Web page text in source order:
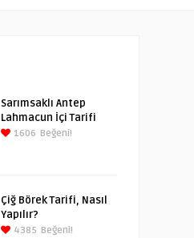
Sarımsaklı Antep
Lahmacun İçi Tarifi
1606 Beğeni!
Çiğ Börek Tarifi, Nasıl
Yapılır?
4385 Beğeni!